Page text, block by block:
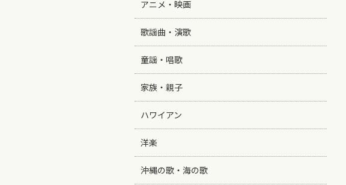
アニメ・映画
歌謡曲・演歌
童謡・唱歌
家族・親子
ハワイアン
洋楽
沖縄の歌・海の歌